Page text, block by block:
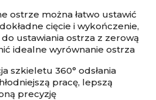
ostrze można łatwo ustawić
cięcie i wykończenie,
ustawiania ostrza z zerową
idealne wyrównanie ostrza
szkieletu 360° odsłania
pracę, lepszą
precyzję